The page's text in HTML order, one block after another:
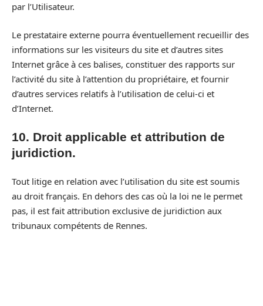
par l’Utilisateur.
Le prestataire externe pourra éventuellement recueillir des
informations sur les visiteurs du site et d’autres sites
Internet grâce à ces balises, constituer des rapports sur
l’activité du site à l’attention du propriétaire, et fournir
d’autres services relatifs à l’utilisation de celui-ci et
d’Internet.
10. Droit applicable et attribution de
juridiction.
Tout litige en relation avec l’utilisation du site est soumis
au droit français. En dehors des cas où la loi ne le permet
pas, il est fait attribution exclusive de juridiction aux
tribunaux compétents de Rennes.